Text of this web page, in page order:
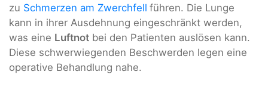
zu Schmerzen am Zwerchfell führen. Die Lunge
kann in ihrer Ausdehnung eingeschränkt werden,
was eine Luftnot bei den Patienten auslösen kann.
Diese schwerwiegenden Beschwerden legen eine
operative Behandlung nahe.